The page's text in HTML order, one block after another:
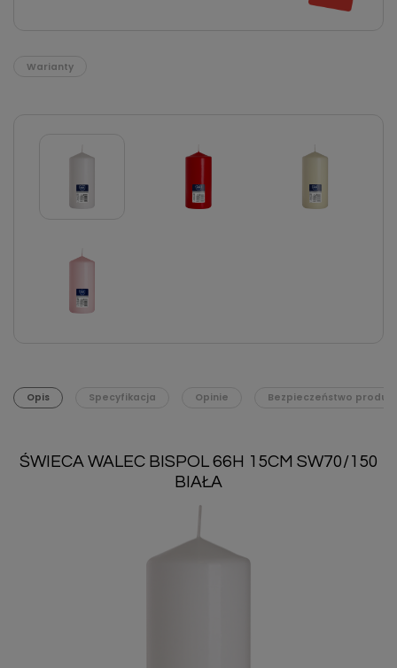
Warianty
Opis Specyfikacja Opinie Bezpieczeństwo
ŚWIECA WALEC BISPOL 66H 15CM SW70/150
BIAŁA